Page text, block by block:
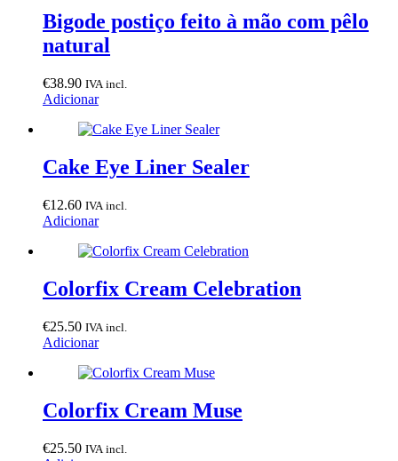
product
page
Bigode postiço feito à mão com pêlo
natural
€38.90 IVA incl.
Adicionar
Cake Eye Liner Sealer
€12.60 IVA incl.
Adicionar
Colorfix Cream Celebration
€25.50 IVA incl.
Adicionar
Colorfix Cream Muse
€25.50 IVA incl.